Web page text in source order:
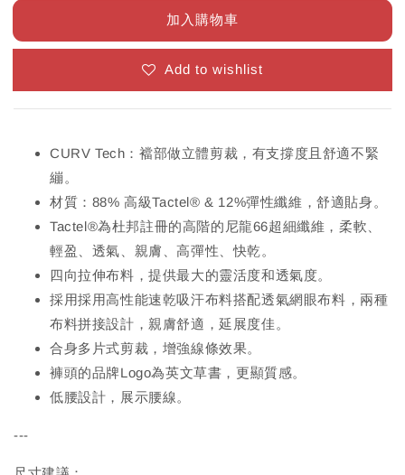
加入購物車
Add to wishlist
CURV Tech：襠部做立體剪裁，有支撐度且舒適不緊
繃。
材質：88% 高級Tactel® & 12%彈性纖維，舒適貼身。
Tactel®為杜邦註冊的高階的尼龍66超細纖維，柔軟、
輕盈、透氣、親膚、高彈性、快乾。
四向拉伸布料，提供最大的靈活度和透氣度。
採用採用高性能速乾吸汗布料搭配透氣網眼布料，兩種
布料拼接設計，親膚舒適，延展度佳。
合身多片式剪裁，增強線條效果。
褲頭的品牌Logo為英文草書，更顯質感。
低腰設計，展示腰線。
---